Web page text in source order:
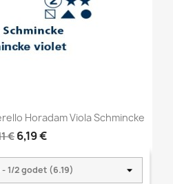
Horadam Viola Schmincke
€ 6,19 €